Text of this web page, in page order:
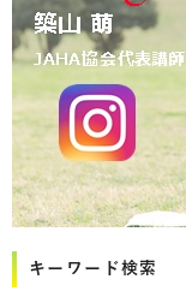
キーワード検索